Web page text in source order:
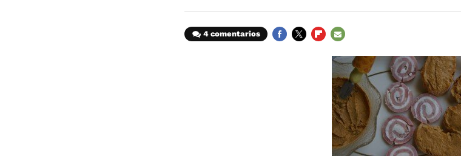
4 comentarios
MAIL